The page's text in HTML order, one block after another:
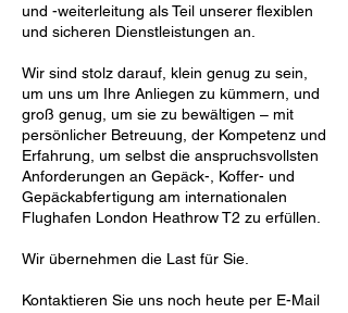
und -weiterleitung als Teil unserer flexiblen
und sicheren Dienstleistungen an.
Wir sind stolz darauf, klein genug zu sein,
um uns um Ihre Anliegen zu kümmern, und
groß genug, um sie zu bewältigen – mit
persönlicher Betreuung, der Kompetenz und
Erfahrung, um selbst die anspruchsvollsten
Anforderungen an Gepäck-, Koffer- und
Gepäckabfertigung am internationalen
Flughafen London Heathrow T2 zu erfüllen.
Wir übernehmen die Last für Sie.
Kontaktieren Sie uns noch heute per E-Mail